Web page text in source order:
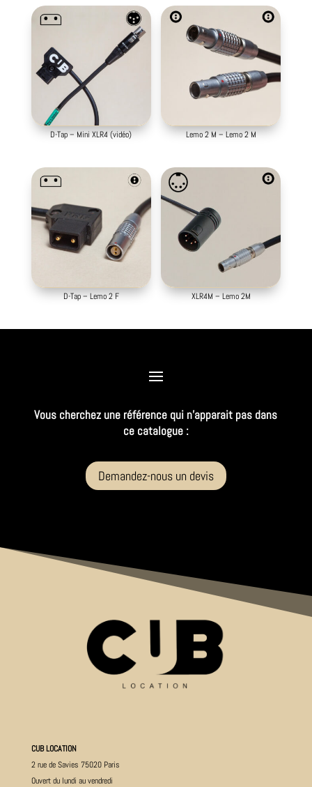
D-Tap – Mini XLR4 (vidéo) Lemo 2 M – Lemo 2 M
D-Tap – Lemo 2 F XLR4M – Lemo 2M
Vous cherchez une référence qui n’apparait pas dans
ce catalogue :
Demandez-nous un devis
CUB LOCATION
2 rue de Savies 75020 Paris
Ouvert du lundi au vendredi